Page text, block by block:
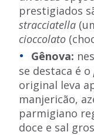
prestigiados
stracciatella
cioccolato
Gênova:
se destaca é o
original leva
manjericão,
parmigiano
doce e sal